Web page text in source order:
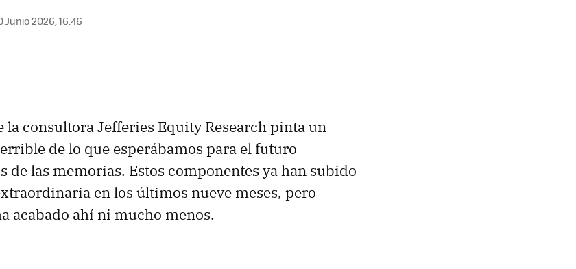
2026, 16:46
la consultora Jefferies Equity Research pinta un
de lo que esperábamos para el futuro
de las memorias. Estos componentes ya han subido
en los últimos nueve meses, pero
acabado ahí ni mucho menos.